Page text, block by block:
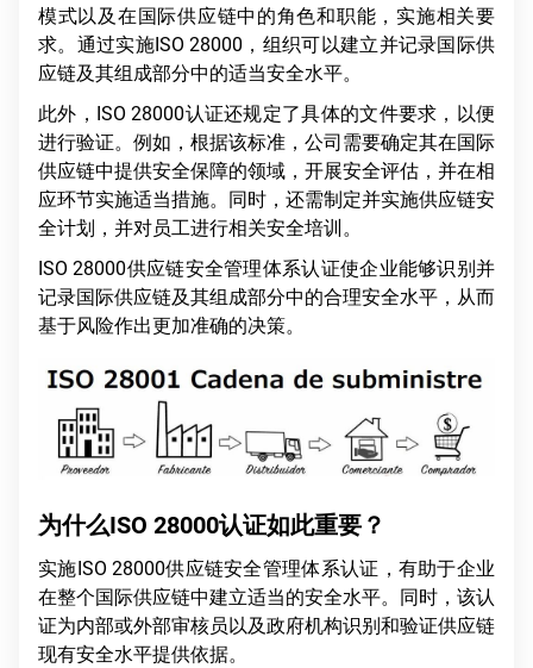
模式以及在国际供应链中的角色和职能，实施相关要
求。通过实施ISO 28000，组织可以建立并记录国际供
应链及其组成部分中的适当安全水平。
此外，ISO 28000认证还规定了具体的文件要求，以便
进行验证。例如，根据该标准，公司需要确定其在国际
供应链中提供安全保障的领域，开展安全评估，并在相
应环节实施适当措施。同时，还需制定并实施供应链安
全计划，并对员工进行相关安全培训。
ISO 28000供应链安全管理体系认证使企业能够识别并
记录国际供应链及其组成部分中的合理安全水平，从而
基于风险作出更加准确的决策。
为什么ISO 28000认证如此重要？
实施ISO 28000供应链安全管理体系认证，有助于企业
在整个国际供应链中建立适当的安全水平。同时，该认
证为内部或外部审核员以及政府机构识别和验证供应链
现有安全水平提供依据。